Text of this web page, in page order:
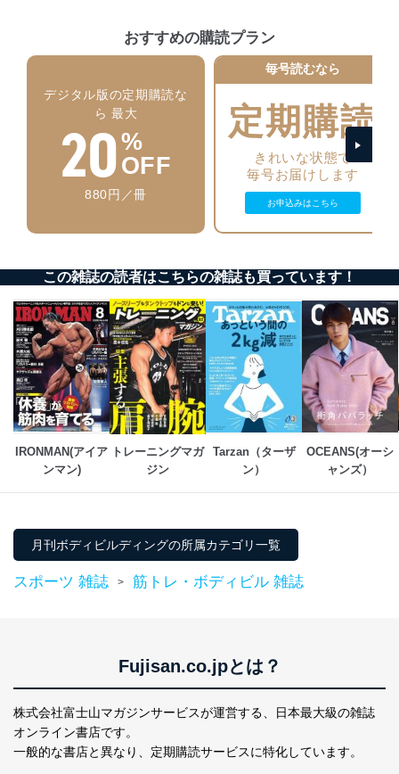
システムを最新の状態に保持しています。
個人データを取り扱う機器等にセキュリティ対策
ソフトウェア等を導入し、自動更新 機能等の活用
により、これを最新状態としています。
情報システムの使用に伴う漏洩等の防止
メール等により個人データの含まれるファイルを
送信する場合に、当該ファイルへのパスワードを
設定しています。
個人情報保護マネジメントシステムの継続的改善
善し、常に最良の状態を維持します。
苦情及び相談受付け窓口
貴殿の個人情報及び当社の個人情報保護マネジメントシ
ステムに関するご相談及び苦情については以下までご連
絡ください。
適切、かつ迅速に対応させていただきます。
株式会社富士山マガジンサービス 個人情報問い合わせ
TEL：0570-200-223
FAX：03-5459-7073
e-mail：cs@fujisan.co.jp
株式会社富士山マガジンサービス
当社は以下の個人情報保護管理者を設置し、個人情報保
護管理者の責任のもと、個人情報を取得・アクセス・利
東京都渋谷区南平台町16-11
株式会社富士山マガジンサービス
おすすめの購読プラン
デジタル版の定期購読な
ら 最大
20%
OFF
880円／冊
毎号読むなら
定期購読
きれいな状態で
毎号お届けします
お申込みはこちら
この雑誌の読者はこちらの雑誌も買っています！
IRONMAN(アイア
ンマン)
トレーニングマガ
ジン
Tarzan（ターザ
ン）
OCEANS(オーシ
ャンズ）
月刊ボディビルディングの所属カテゴリ一覧
スポーツ 雑誌 > 筋トレ・ボディビル 雑誌
Fujisan.co.jpとは？
株式会社富士山マガジンサービスが運営する、
日本最大級の雑誌
オンライン書店です。
一般的な書店と異なり、 定期購読サービスに特化しています。